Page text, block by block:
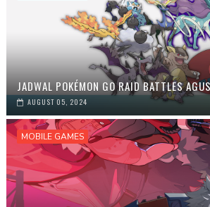
JADWAL POKÉMON GO RAID BATTLES
AUGUST 05, 2024
MOBILE GAMES